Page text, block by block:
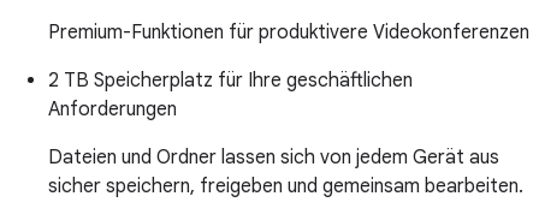
Premium-Funktionen für produktivere Videokonferenzen
2 TB Speicherplatz für Ihre geschäftlichen
Anforderungen
Dateien und Ordner lassen sich von jedem Gerät aus
sicher speichern, freigeben und gemeinsam bearbeiten.